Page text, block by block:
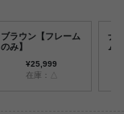
ブラウン【フレーム
のみ】
¥25,999
在庫：△
ナ
ム